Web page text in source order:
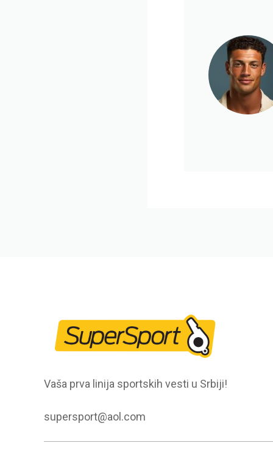
Vaša prva linija sportskih vesti u Srbiji!
supersport@aol.com